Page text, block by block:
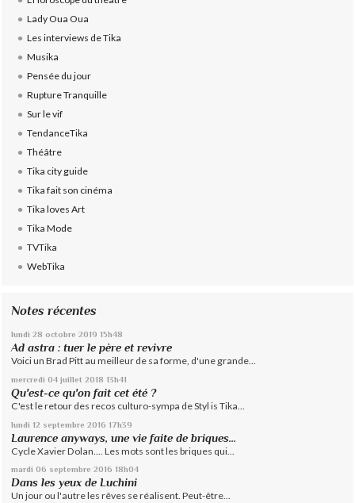
Lady Oua Oua
Les interviews de Tika
Musika
Pensée du jour
Rupture Tranquille
Sur le vif
TendanceTika
Théâtre
Tika city guide
Tika fait son cinéma
Tika loves Art
Tika Mode
TVTika
WebTika
Notes récentes
lundi 28 octobre 2019 15h48
Ad astra : tuer le père et revivre
Voici un Brad Pitt au meilleur de sa forme, d'une grande...
mercredi 04 juillet 2018 13h41
Qu'est-ce qu'on fait cet été ?
C'est le retour des recos culturo-sympa de Styl is Tika...
lundi 12 septembre 2016 17h39
Laurence anyways, une vie faite de briques...
Cycle Xavier Dolan.... Les mots sont les briques qui...
mardi 06 septembre 2016 18h04
Dans les yeux de Luchini
Un jour ou l'autre les rêves se réalisent. Peut-être...